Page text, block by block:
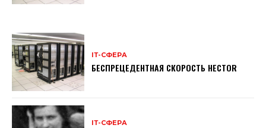
ІТ-СФЕРА
БЕСПРЕЦЕДЕНТНАЯ СКОРОСТЬ HECTOR
ІТ-СФЕРА